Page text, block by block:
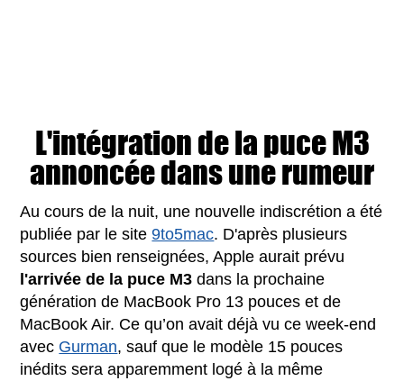
L'intégration de la puce M3
annoncée dans une rumeur
Au cours de la nuit, une nouvelle indiscrétion a été
publiée par le site9to5mac. D'après plusieurs
sources bien renseignées, Apple aurait prévu
l'arrivée de la puce M3 dans la prochaine
génération de MacBook Pro 13 pouces et de
MacBook Air. Ce qu’on avait déjà vu ce week-end
avec Gurman, sauf que le modèle 15 pouces
inédits sera apparemment logé à la même